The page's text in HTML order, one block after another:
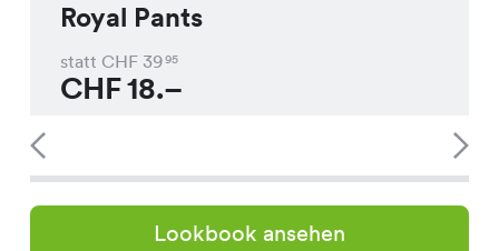
Royal Pants
statt CHF 3995
CHF18.–
Lookbook ansehen